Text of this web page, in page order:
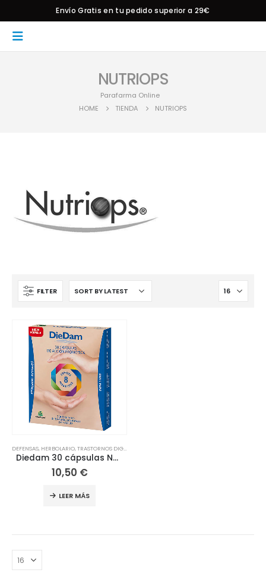
Envío Gratis en tu pedido superior a 29€
NUTRIOPS
Parafarma Online
HOME
TIENDA NUTRIOPS
FILTER
DEFENSAS, HERBOLARIO,TRASTORNOS DIGESTIVOS
Diedam 30 cápsulas NUTRIOPS
10,50 €
LEER MÁS